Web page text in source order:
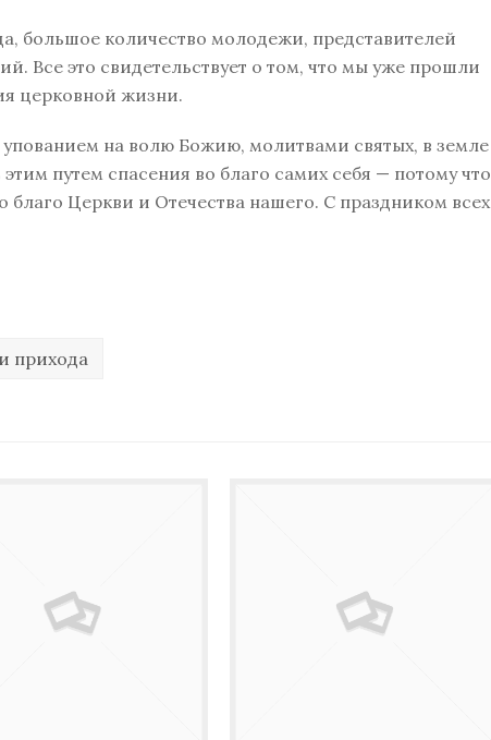
большое количество молодежи, представителей
Все это свидетельствует о том, что мы уже прошли
церковной жизни.
на волю Божию, молитвами святых, в земле
путем спасения во благо самих себя — потому что
благо Церкви и Отечества нашего. С праздником всех
прихода